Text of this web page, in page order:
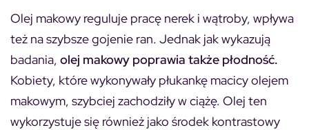
Olej makowy reguluje pracę nerek i wątroby, wpływa
też na szybsze gojenie ran. Jednak jak wykazują
badania, olej makowy poprawia także płodność.
Kobiety, które wykonywały płukankę macicy olejem
makowym, szybciej zachodziły w ciążę. Olej ten
wykorzystuje się również jako środek kontrastowy